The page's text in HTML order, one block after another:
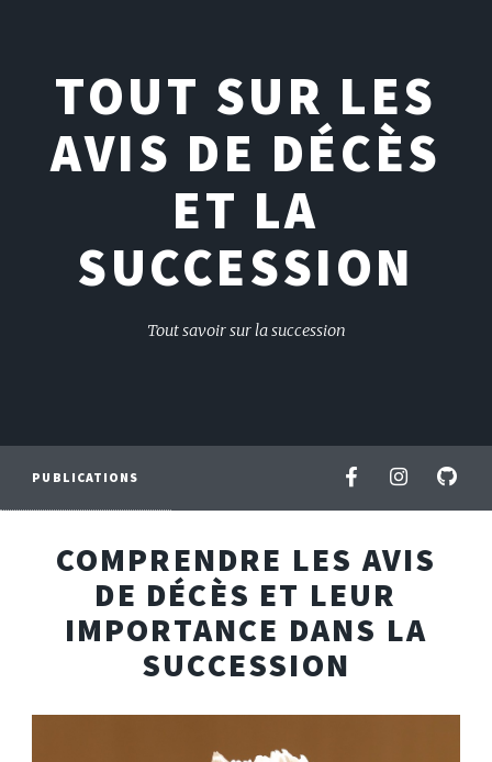
TOUT SUR LES
AVIS DE DÉCÈS
ET LA
SUCCESSION
Tout savoir sur la succession
PUBLICATIONS
COMPRENDRE LES AVIS
DE DÉCÈS ET LEUR
IMPORTANCE DANS LA
SUCCESSION